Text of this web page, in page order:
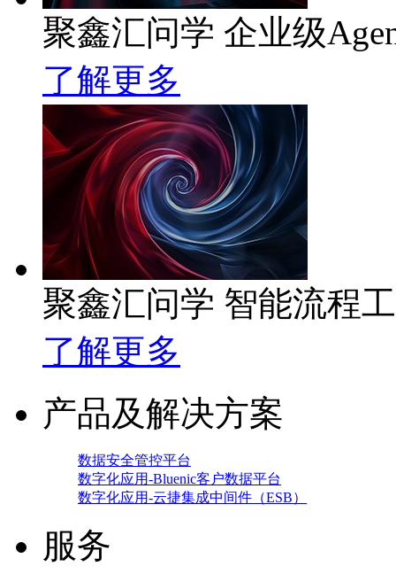
聚鑫汇问学 企业级
了解更多
聚鑫汇问学 智能流程
了解更多
产品及解决方案
数据安全管控平台
数字化应用-Bluenic客户数据平台
数字化应用-云捷集成中间件（ESB）
服务